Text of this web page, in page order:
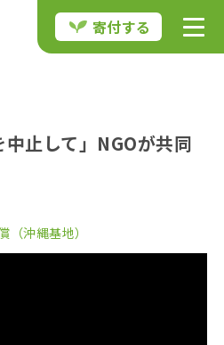
寄付する
止して」NGOが共同
沖縄基地）